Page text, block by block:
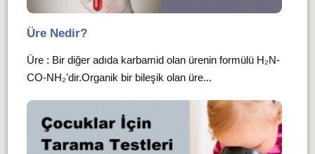
Üre Nedir?
Üre : Bir diğer adıda karbamid olan ürenin formülü H₂N-
CO-NH₂'dir.Organik bir bileşik olan üre...